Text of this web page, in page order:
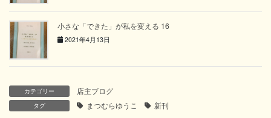
小さな「できた」が私を変える 16
2021年4月13日
カテゴリー 店主ブログ
タグ まつむらゆうこ 新刊